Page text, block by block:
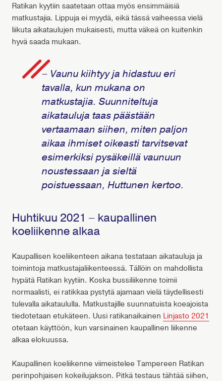
Ratikan kyytiin saatetaan ottaa myös ensimmäisiä
matkustajia. Lippuja ei myydä, eikä tässä vaiheessa vielä
liikuta aikataulujen mukaisesti, mutta väkeä on kuitenkin
hyvä saada mukaan.
– Vaunu kiihtyy ja hidastuu eri
tavalla, kun mukana on
matkustajia. Suunniteltuja
aikatauluja taas päästään
vertaamaan siihen, miten paljon
aikaa ihmiset oikeasti tarvitsevat
esimerkiksi pysäkeillä vaunuun
noustessaan ja sieltä
poistuessaan, Huttunen kertoo.
Huhtikuu 2021 – kaupallinen
koeliikenne alkaa
Kaupallisen koeliikenteen aikana testataan aikatauluja ja
toimintoja matkustajaliikenteessä. Tällöin on mahdollista
hypätä Ratikan kyytiin. Koska bussiliikenne toimii
normaalisti, ei ratikkaa pystytä ajamaan vielä täydellisesti
tulevalla aikataululla. Matkustajille suunnatuista koeajoista
tiedotetaan etukäteen. Uusi ratikanaikainen Linjasto 2021
otetaan käyttöön, kun varsinainen kaupallinen liikenne
alkaa elokuussa.
Kaupallinen koeliikenne viimeistelee Tampereen Ratikan
perinpohjaisen kokeilujakson. Pitkä testaus tähtää siihen,